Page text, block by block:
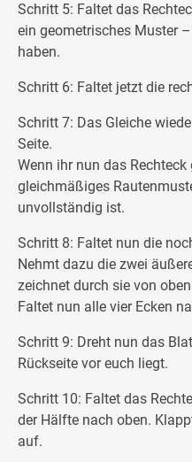
Schritt 5: Faltet das
ein geometrisches Muster
haben.
Schritt 6: Faltet jetzt die
Schritt 7: Das Gleiche
Seite.
Wenn ihr nun das
gleichmäßiges
unvollständig ist.
Schritt 8: Faltet nun die
Nehmt dazu die zwei
zeichnet durch sie von
Faltet nun alle vier Ecken
Schritt 9: Dreht nun das
Rückseite vor euch liegt.
Schritt 10: Faltet das
der Hälfte nach oben.
auf.